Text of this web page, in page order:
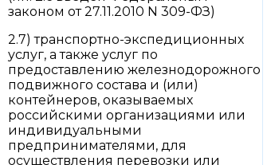
законом от 27.11.2010 N 309-ФЗ)
2.7) транспортно-экспедиционных
услуг, а также услуг по
предоставлению железнодорожного
подвижного состава и (или)
контейнеров, оказываемых
российскими организациями или
индивидуальными
предпринимателями, для
осуществления перевозки или